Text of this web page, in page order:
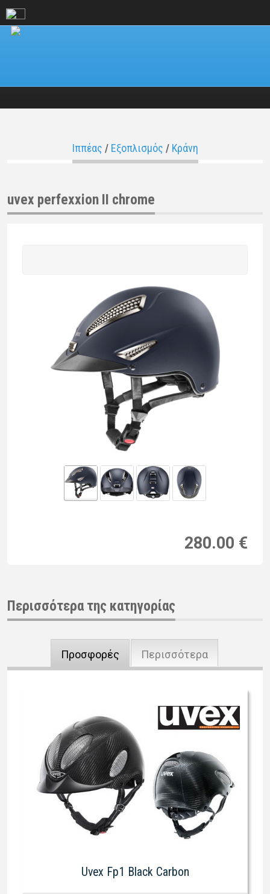
Ιππέας / Εξοπλισμός / Κράνη
uvex perfexxion II chrome
280.00 €
Περισσότερα της κατηγορίας
Προσφορές Περισσότερα
Uvex Fp1 Black Carbon